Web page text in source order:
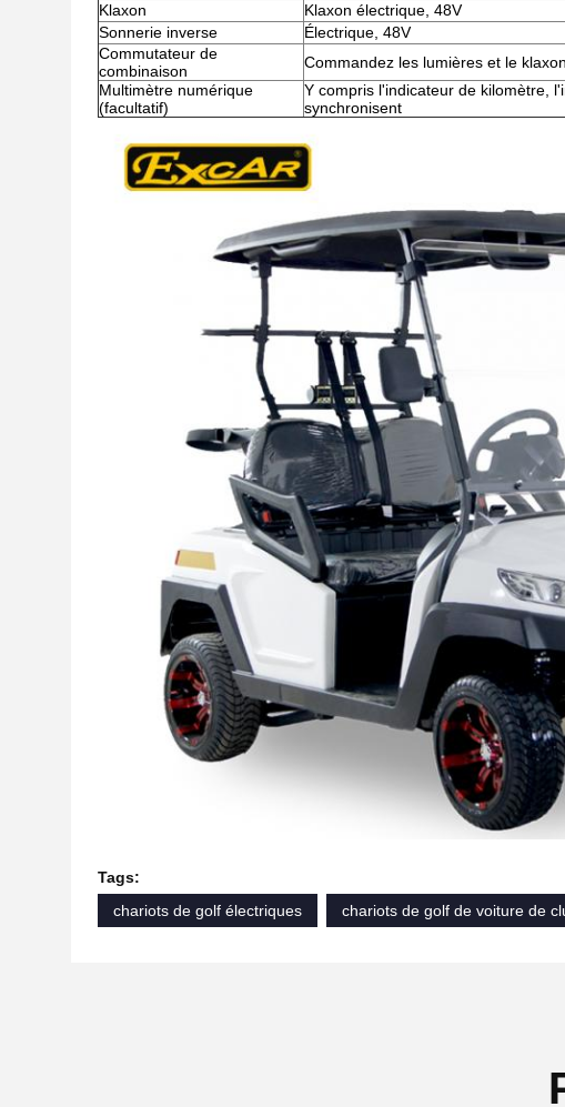
Klaxon
Klaxon électrique, 48V
Sonnerie inverse
Électrique, 48V
Commutateur de
combinaison
Commandez les lumières et le klaxon
Multimètre numérique
(facultatif)
Y compris l'indicateur de kilomètre,
synchronisent
Tags:
chariots de golf électriques
chariots de golf de voiture de